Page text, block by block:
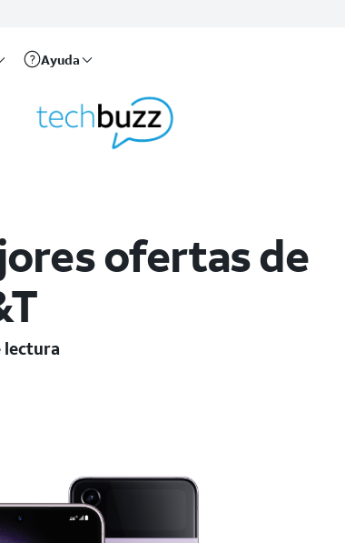
Ayuda
ofertas de
lectura